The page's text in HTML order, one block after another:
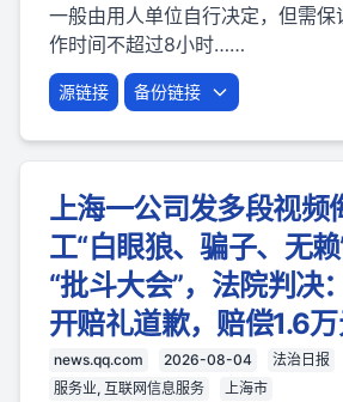
一般由用人单位自行决定，但需保
作时间不超过8小时……
源链接 备份链接
上海一公司发多段视频
工“白眼狼、骗子、无
“批斗大会”，法院判决
开赔礼道歉，赔偿1.6
news.qq.com 2026-08-04 法治日报
服务业, 互联网信息服务
上海市